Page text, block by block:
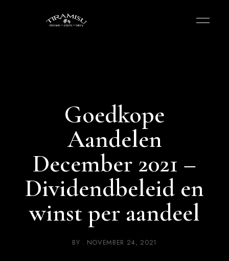
Goedkope
Aandelen
December 2021 –
Dividendbeleid en
winst per aandeel
BY NOVEMBER 24, 2021